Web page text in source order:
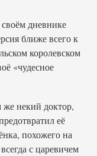
дневнике
ближе всего к
королевском
«чудесное
некий доктор,
её
похожего на
с царевичем